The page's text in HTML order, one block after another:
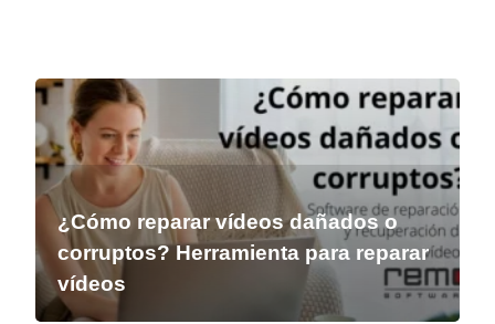
¿Cómo reparar vídeos dañados o
corruptos? Herramienta para reparar
vídeos